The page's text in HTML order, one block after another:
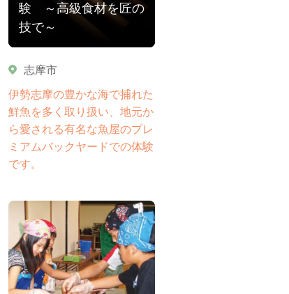
験 ～高級食材を匠の
技で～
志摩市
伊勢志摩の豊かな海で捕れた
鮮魚を多く取り扱い、地元か
ら愛される有名な魚屋のプレ
ミアムバックヤードでの体験
です。